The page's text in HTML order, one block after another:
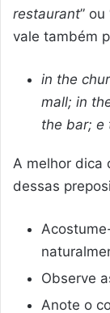
restaurant” ou
vale também
in the
mall; in
the bar; e
A melhor dica
dessas
Observe
Anote o